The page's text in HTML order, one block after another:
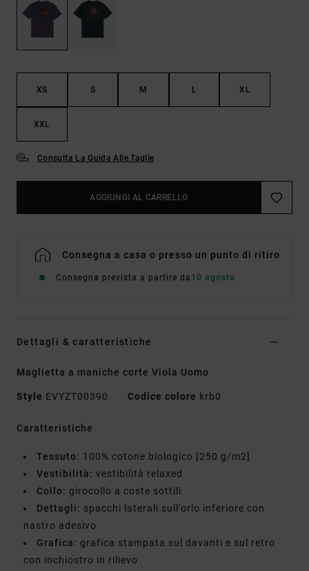
XS S M L XL
XXL
Consulta La Guida Alle Taglie
AGGIUNGI AL CARRELLO
Consegna a casa o presso un punto di ritiro
Consegna prevista a partire da 10 agosto
Dettagli & caratteristiche
Maglietta a maniche corte Viola Uomo
Style EVYZT00390 Codice colore krb0
Caratteristiche
Tessuto: 100% cotone biologico [250 g/m2]
Vestibilità: vestibilità relaxed
Collo: girocollo a coste sottili
Dettagli: spacchi laterali sull'orlo inferiore con
nastro adesivo
Grafica: grafica stampata sul davanti e sul retro
con inchiostro in rilievo